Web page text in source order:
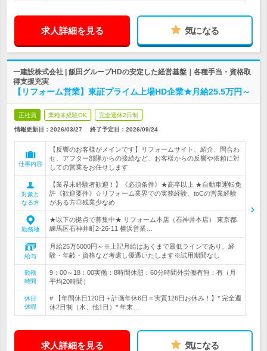
求人詳細を見る 気になる
一建設株式会社 | 飯田グループHDの安定した経営基盤｜各種手当・資格取
得支援充実
【リフォーム営業】東証プライム上場HD企業★月給25.5万円～
正社員 業種未経験OK 完全週休2日制
情報更新日：2026/03/27 終了予定日： 2026/09/24
仕事内容
【反響のお客様がメインです】リフォームサイト、紹介、問合わ
せ、アフター部隊からの接続など、お客様からの反響や依頼に対
しての営業をお任せします
対象と
なる方
【業界未経験者歓迎！】《必須条件》★高卒以上 ★自動車運転免
許《歓迎要件》☆リフォーム業界での実務経験、toCの営業経験
がある方◎残業少なめ
勤務地
★以下の拠点で募集中★ リフォーム本店（石神井本店） 東京都
練馬区石神井町2-26-11 横浜営業…
給与
月給25万5000円～※上記月給はあくまで最低ラインであり、経
験・年齢・資格など考慮し優遇いたします※試用期間なし
勤務
時間
9：00～18：00実働：8時間休憩：60分時間外労働有無：有（月
平均20時間）
休日
休暇
# 【年間休日120日＋計画年休6日＝実質126日お休み！】* 完全週
休2日制（水、他1日）* 年末…
求人詳細を見る 気になる